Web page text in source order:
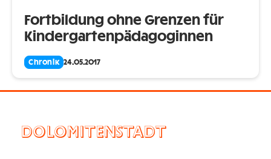
Fortbildung ohne Grenzen für
Kindergartenpädagoginnen
Chronik 24.05.2017
DOLOMITENSTADT